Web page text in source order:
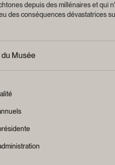
depuis des millénaires et qui
des conséquences dévastatrices
Musée